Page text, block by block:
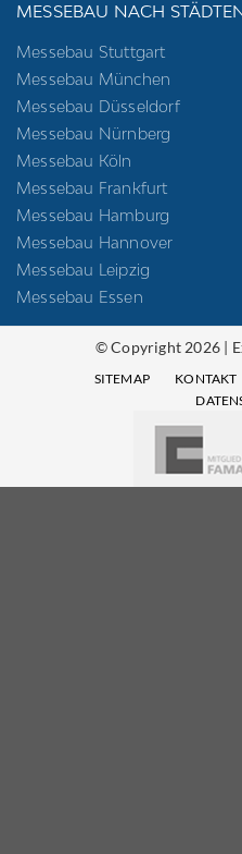
MESSEBAU NACH
Messebau Stuttgart
Messebau München
Messebau Düsseldorf
Messebau Nürnberg
Messebau Köln
Messebau Frankfurt
Messebau Hamburg
Messebau Hannover
Messebau Leipzig
Messebau Essen
© Copyright 2026 |
SITEMAP KONTAKT